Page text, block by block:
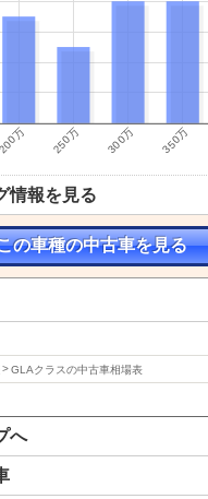
情報を見る
の車種の中古車を見る
GLAクラスの中古車相場表
へ